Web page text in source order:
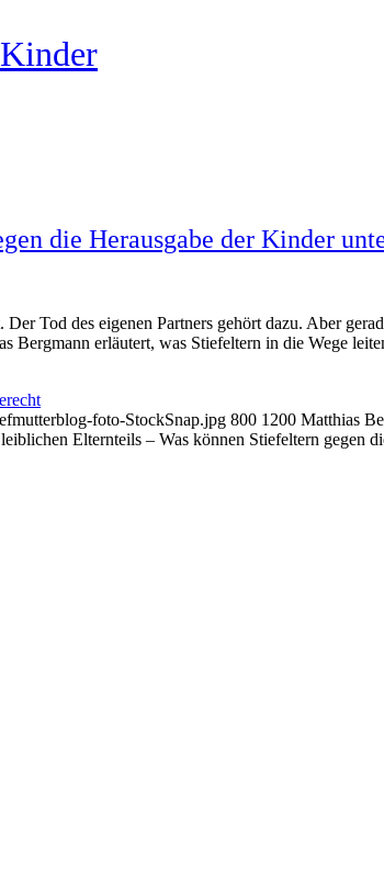
die Herausgabe der Kinder
Tod des eigenen Partners gehört dazu. Aber
erläutert, was Stiefeltern in die Wege
foto-StockSnap.jpg 800 1200 Matthias
Elternteils – Was können Stiefeltern gegen